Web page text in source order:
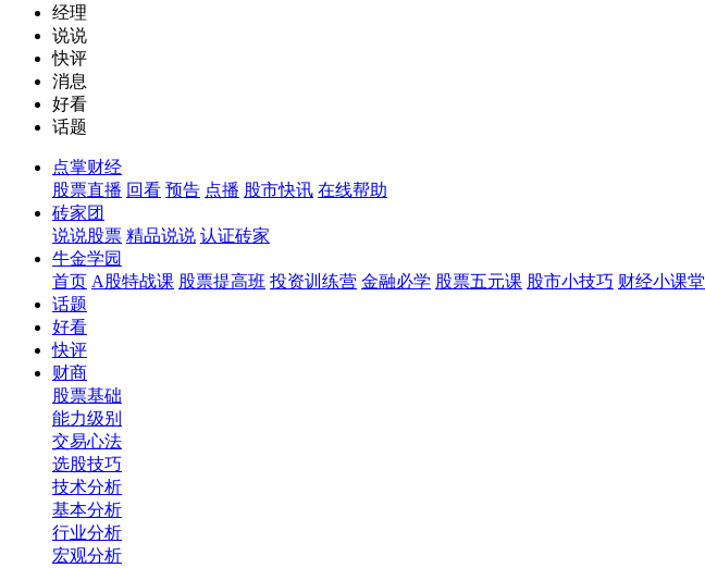
经理
说说
快评
消息
好看
话题
点掌财经
股票直播 回看 预告 点播 股市快讯 在线帮助
砖家团
说说股票 精品说说 认证砖家
牛金学园
首页 A股特战课 股票提高班 投资训练营 金融必学 股票五元课 股市小技巧 财经小课堂
话题
好看
快评
财商
股票基础
能力级别
交易心法
选股技巧
技术分析
基本分析
行业分析
宏观分析